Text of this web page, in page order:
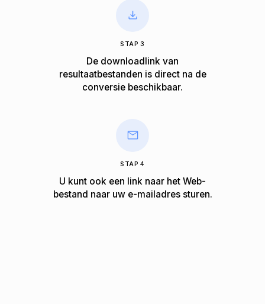
STAP 3
De downloadlink van
resultaatbestanden is direct na de
conversie beschikbaar.
STAP 4
U kunt ook een link naar het Web-
bestand naar uw e-mailadres sturen.